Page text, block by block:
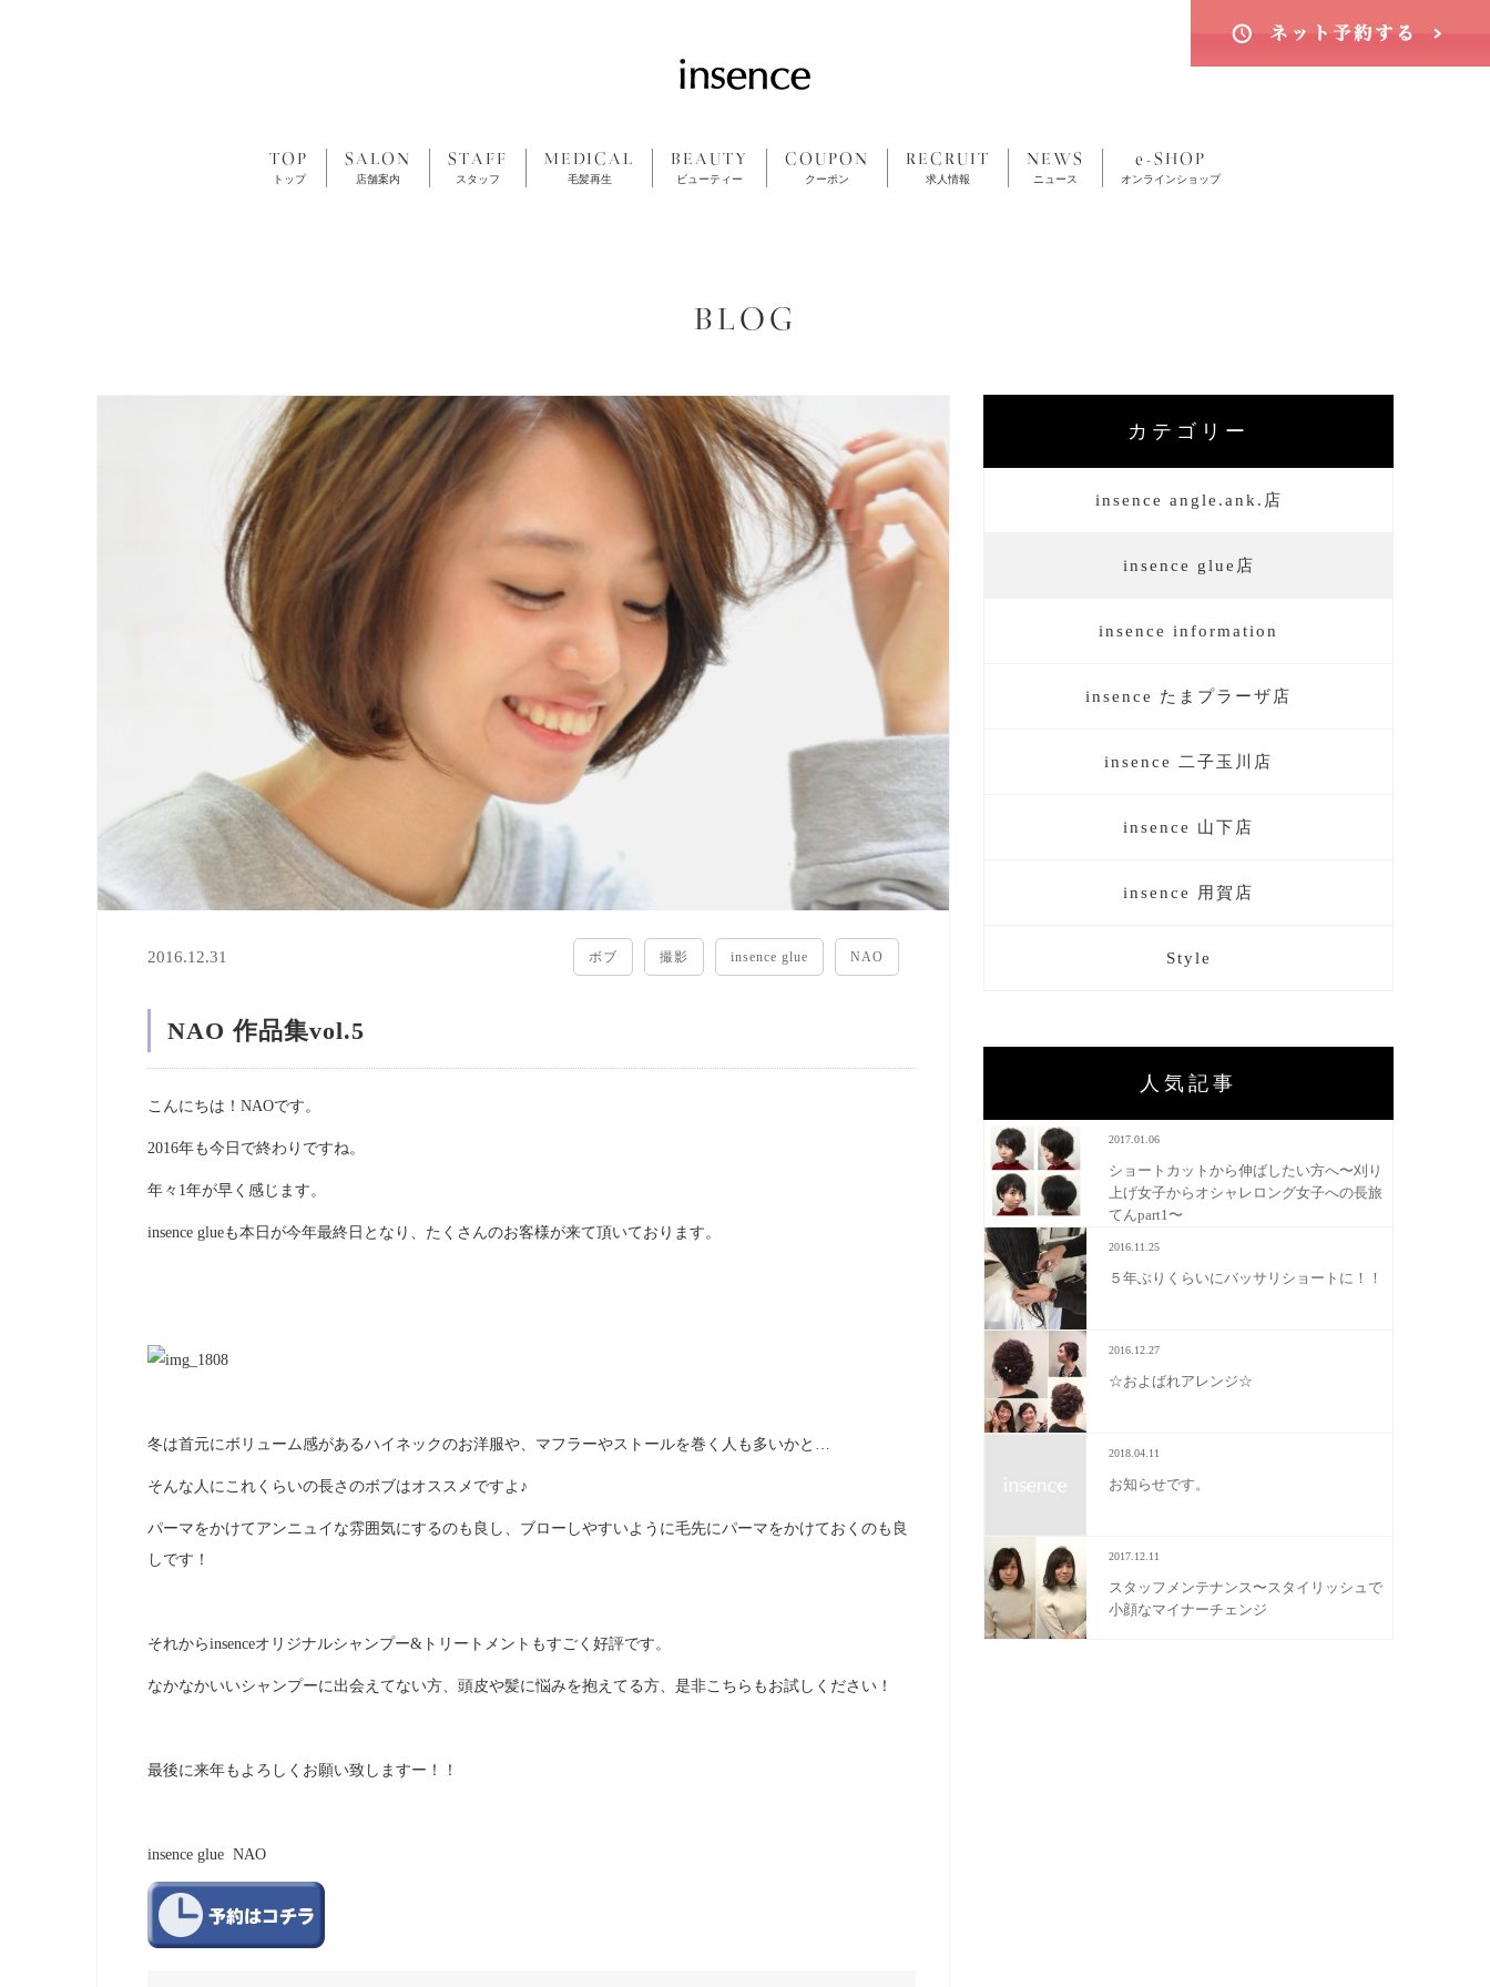
TOP
トップ
SALON
店舗案内
STAFF
スタッフ
MEDICAL
毛髪再生
BEAUTY
ビューティー
COUPON
クーポン
RECRUIT
求人情報
NEWS
ニュース
e-SHOP
オンラインショップ
BLOG
2016.12.31 ボブ 撮影 insence glue NAO
NAO 作品集vol.5
こんにちは！NAOです。
2016年も今日で終わりですね。
年々1年が早く感じます。
insence glueも本日が今年最終日となり、たくさんのお客様が来て頂いております。
冬は首元にボリューム感があるハイネックのお洋服や、マフラーやストールを巻く人も多いかと…
そんな人にこれくらいの長さのボブはオススメですよ♪
パーマをかけてアンニュイな雰囲気にするのも良し、ブローしやすいように毛先にパーマをかけておくのも良
しです！
それからinsenceオリジナルシャンプー&トリートメントもすごく好評です。
なかなかいいシャンプーに出会えてない方、頭皮や髪に悩みを抱えてる方、是非こちらもお試しください！
最後に来年もよろしくお願い致しますー！！
insence glue NAO
カテゴリー
insence angle.ank.店
insence glue店
insence information
insence たまプラーザ店
insence 二子玉川店
insence 山下店
insence 用賀店
Style
人気記事
2017.01.06
ショートカットから伸ばしたい方へ〜刈り
上げ女子からオシャレロング女子への長旅
てんpart1〜
2016.11.25
５年ぶりくらいにバッサリショートに！！
2016.12.27
☆およばれアレンジ☆
2018.04.11
お知らせです。
2017.12.11
スタッフメンテナンス〜スタイリッシュで
小顔なマイナーチェンジ